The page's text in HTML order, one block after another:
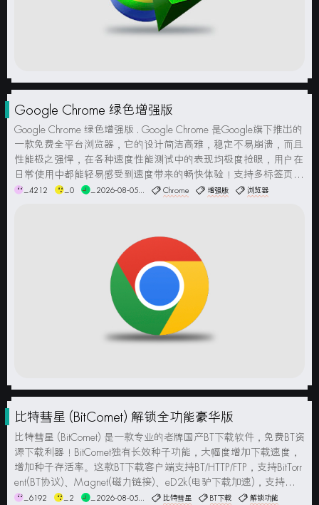
Google Chrome 绿色增强版
Google Chrome 绿色增强版 . Google Chrome 是Google旗下推出的
一款免费全平台浏览器，它的设计简洁高雅，稳定不易崩溃，而且
性能极之强悍，在各种速度性能测试中的表现均极度抢眼，用户在
日常使用中都能轻易感受到速度带来的畅快体验！支持多标签页，
支持安装各种扩展，支持主题背景，支持扩展/设置/书签/标签页的
_4212 _0 _2026-08-05... Chrome 增强版 浏览器
比特彗星 (BitComet) 解锁全功能豪华版
比特彗星 (BitComet) 是一款专业的老牌国产BT下载软件，免费BT资
源下载利器！BitComet独有长效种子功能，大幅度增加下载速度，
增加种子存活率。这款BT下载客户端支持BT/HTTP/FTP，支持BitTorr
ent(BT协议)、Magnet(磁力链接)、eD2k(电驴下载加速)，支持制作
BT种子文件发布，自动订阅挂机做种，支持网页远控...
_6192 _2 _2026-08-05... 比特彗星 BT下载 解锁功能